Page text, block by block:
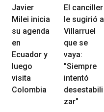
Javier
Milei inicia
su agenda
en
Ecuador y
luego
visita
Colombia
El canciller
le sugirió a
Villarruel
que se
vaya:
"Siempre
intentó
desestabili
zar"